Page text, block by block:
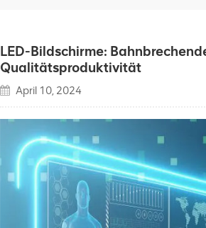
LED-Bildschirme:
Qualitätsproduktivität
April 10, 2024